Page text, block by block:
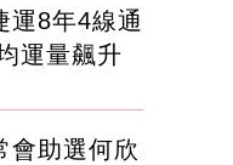
運8年4線通
運量飆升
會助選何欣